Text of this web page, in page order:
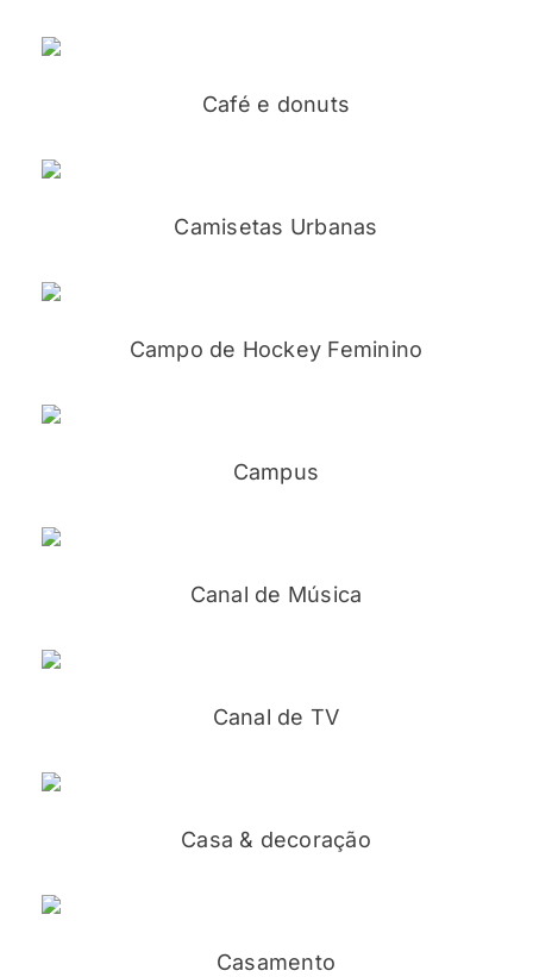
Café e donuts
Camisetas Urbanas
Campo de Hockey Feminino
Campus
Canal de Música
Canal de TV
Casa & decoração
Casamento